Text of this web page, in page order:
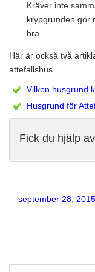
Kräver inte
krypgrunden gör
bra.
Här är också två
attefallshus.
Vilken husgrund
Husgrund för
Fick du hjälp
Publicerat
september 28, 2015